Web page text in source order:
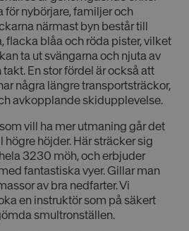
för nybörjare, familjer och
närmast byn består till
flacka blåa och röda pister, vilket
ta ut svängarna och njuta av
En stor fördel är också att
några längre transportsträckor,
avkopplande skidupplevelse.
vill ha mer utmaning går det
höjder. Här sträcker sig
3230 möh, och erbjuder
fantastiska vyer. Gillar man
av bra nedfarter. Vi
en instruktör som på säkert
smultronställen.